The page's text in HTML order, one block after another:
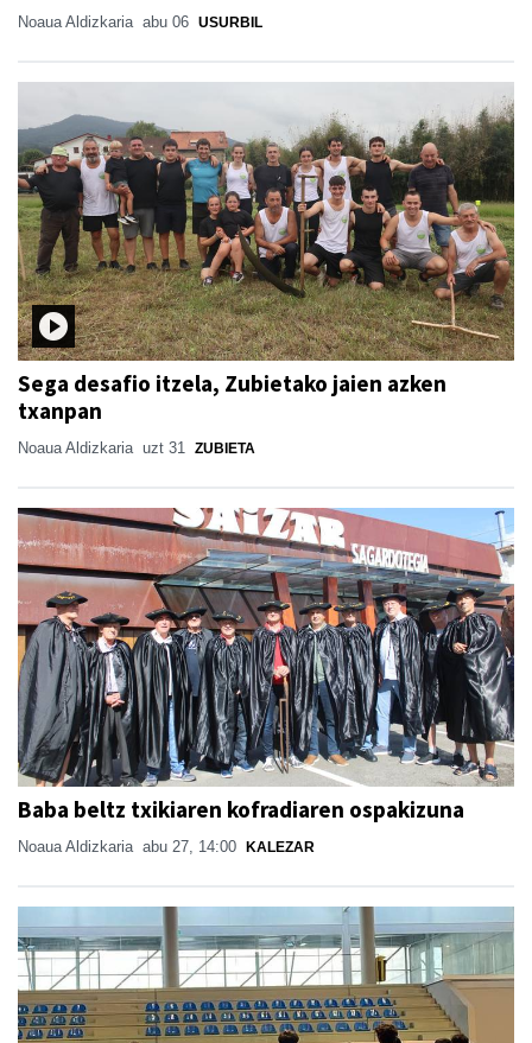
Noaua Aldizkaria abu 06 USURBIL
Sega desafio itzela, Zubietako jaien azken
txanpan
Noaua Aldizkaria uzt 31 ZUBIETA
Baba beltz txikiaren kofradiaren ospakizuna
Noaua Aldizkaria abu 27, 14:00 KALEZAR